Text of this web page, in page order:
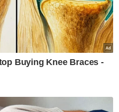
oleh Pengerusi YBR,
Pengurus
Mohd Mukhti Abd